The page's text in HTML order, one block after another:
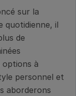
sur la
quotidienne, il
de
options à
personnel et
aborderons